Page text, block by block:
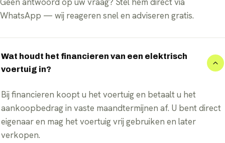
WhatsApp — wij reageren snel en adviseren gratis.
Wat houdt het financieren van een elektrisch
voertuig in?
Bij financieren koopt u het voertuig en betaalt u het
aankoopbedrag in vaste maandtermijnen af. U bent direct
eigenaar en mag het voertuig vrij gebruiken en later
verkopen.